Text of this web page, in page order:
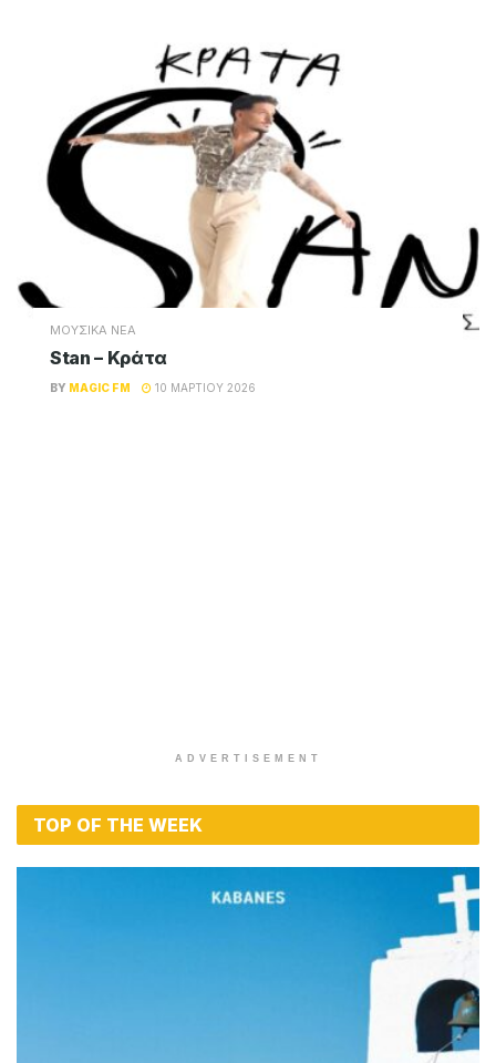
ΜΟΥΣΙΚΑ ΝΕΑ
Stan – Κράτα
BY MAGIC FM 10 ΜΑΡΤΊΟΥ 2026
ADVERTISEMENT
TOP OF THE WEEK